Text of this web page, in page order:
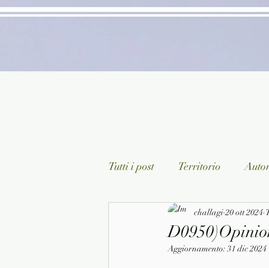
Tutti i post Territorio
Classici lett. italiana
challagi 20 ott 2024
Aggiornamento:31 dic 2024